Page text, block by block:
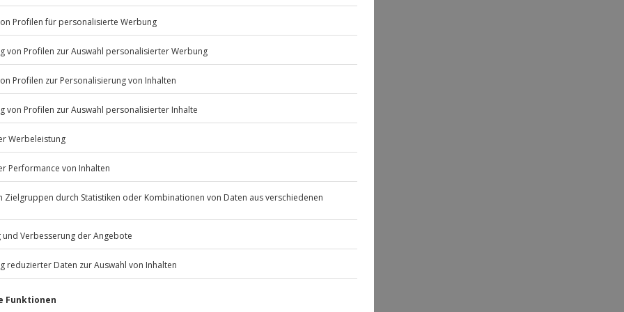
bei einer Stadtführung zur
© OpenStreetMaps
Jochen SchweizerGmbH
Mühldorfstraße 8
81671 München
außer an bundesweiten